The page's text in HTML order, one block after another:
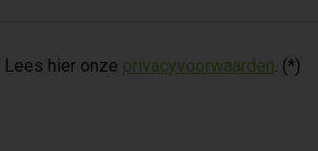
Lees hier onze privacyvoorwaarden. (*)